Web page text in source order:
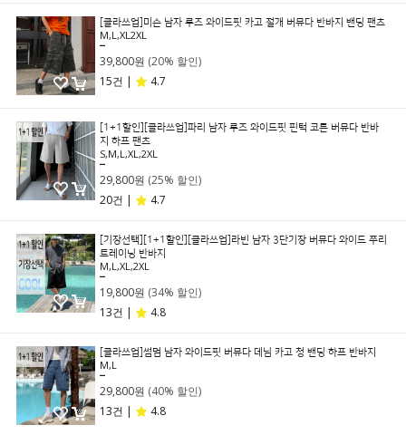
[클라쓰업]미슨 남자 루즈 와이드핏 카고 절개 버뮤다 반바지 밴딩 팬츠
M,L,XL2XL
39,800원 (20% 할인)
15건 |
4.7
[1+1할인][클라쓰업]파리 남자 루즈 와이드핏 핀턱 코튼 버뮤다 반바
지 하프 팬츠
S,M,L,XL,2XL
29,800원 (25% 할인)
20건 |
4.7
[기장선택][1+1할인][클라쓰업]라빈 남자 3단기장 버뮤다 와이드 쭈리
트레이닝 반바지
M,L,XL,2XL
19,800원 (34% 할인)
13건 |
4.8
[클라쓰업]썸멈 남자 와이드핏 버뮤다 데님 카고 청 밴딩 하프 반바지
M,L
29,800원 (40% 할인)
13건 |
4.8